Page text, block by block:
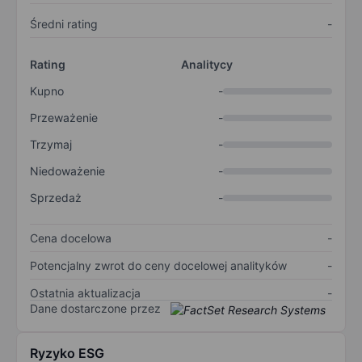
Średni rating -
Rating
Analitycy
Kupno
-
Przeważenie
-
Trzymaj
-
Niedoważenie
-
Sprzedaż
-
Cena docelowa
-
Potencjalny zwrot do ceny docelowej analityków
-
Ostatnia aktualizacja
-
Dane dostarczone przez
Ryzyko ESG